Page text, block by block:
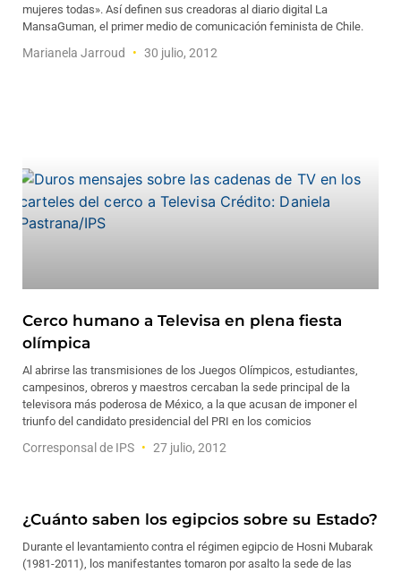
mujeres todas». Así definen sus creadoras al diario digital La
MansaGuman, el primer medio de comunicación feminista de Chile.
Marianela Jarroud 30 julio, 2012
Cerco humano a Televisa en plena fiesta
olímpica
Al abrirse las transmisiones de los Juegos Olímpicos, estudiantes,
campesinos, obreros y maestros cercaban la sede principal de la
televisora más poderosa de México, a la que acusan de imponer el
triunfo del candidato presidencial del PRI en los comicios
Corresponsal de IPS 27 julio, 2012
¿Cuánto saben los egipcios sobre su Estado?
Durante el levantamiento contra el régimen egipcio de Hosni Mubarak
(1981-2011), los manifestantes tomaron por asalto la sede de las